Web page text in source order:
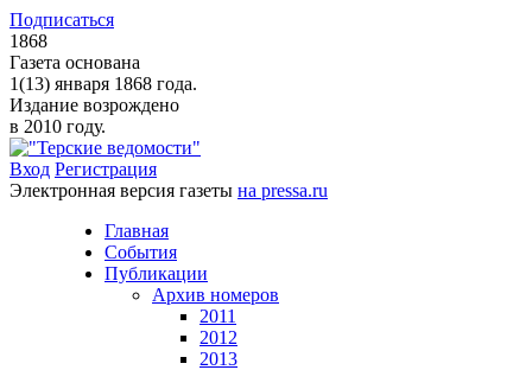
Подписаться
1868
Газета основана
1(13) января 1868 года.
Издание возрождено
в 2010 году.
Вход Регистрация
Электронная версия газеты на pressa.ru
Главная
События
Публикации
Архив номеров
2011
2012
2013